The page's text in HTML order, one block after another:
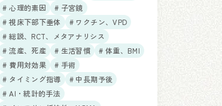
# 心理的素因
# 子宮鏡
# 視床下部下垂体
# ワクチン、VPD
# 総説、RCT、メタアナリシス
# 流産、死産
# 生活習慣
# 体重、BMI
# 費用対効果
# 手術
# タイミング指導
# 中長期予後
# AI・統計的手法